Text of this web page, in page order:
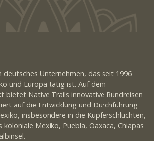
deutsches Unternehmen, das seit 1996
und Europa tätig ist. Auf dem
bietet Native Trails innovative Rundreisen
auf die Entwicklung und Durchführung
insbesondere in die Kupferschluchten,
koloniale Mexiko, Puebla, Oaxaca, Chiapas